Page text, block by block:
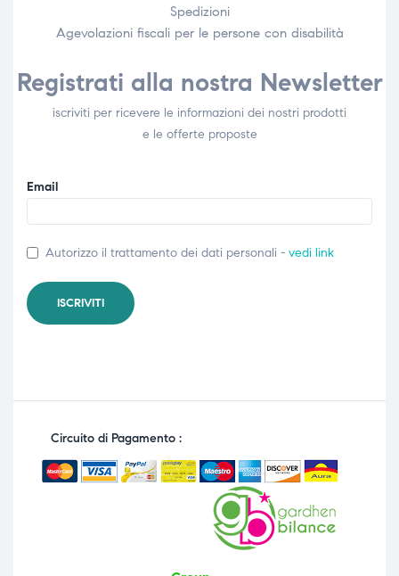
Spedizioni
Agevolazioni fiscali per le persone con disabilità​
Registrati alla nostra Newsletter
iscriviti per ricevere le informazioni dei nostri prodotti
e le offerte proposte
Email
Autorizzo il trattamento dei dati personali - vedi link
Circuito di Pagamento :